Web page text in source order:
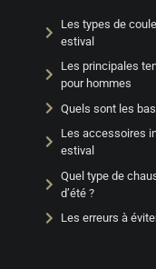
Les types de
estival
Les principales
pour hommes
Quels sont les
Les accessoires
estival
Quel type de
d’été ?
Les erreurs à